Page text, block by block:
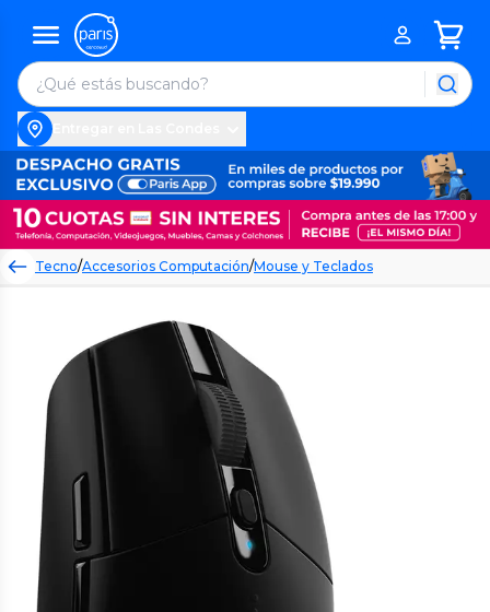
Tecno/Accesorios Computación/Mouse y Teclados